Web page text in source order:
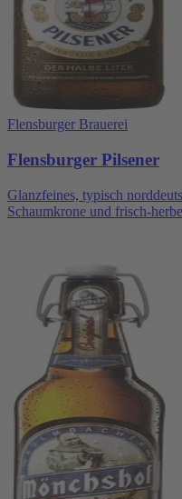
Flensburger Brauerei
Flensburger Pilsener
Glanzfeines, typisch
Schaumkrone und frisch-